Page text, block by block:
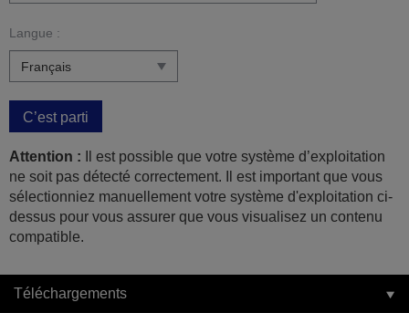
Langue :
C’est parti
Attention : Il est possible que votre système d’exploitation
ne soit pas détecté correctement. Il est important que vous
sélectionniez manuellement votre système d'exploitation ci-
dessus pour vous assurer que vous visualisez un contenu
compatible.
Téléchargements